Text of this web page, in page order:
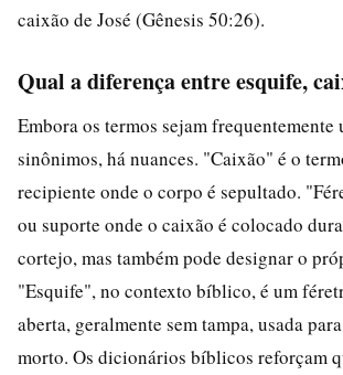
caixão de José (Gênesis 50:26).
Qual a diferença entre esquife,
Embora os termos sejam frequentemente
sinônimos, há nuances. "Caixão" é o
recipiente onde o corpo é sepultado.
ou suporte onde o caixão é colocado
cortejo, mas também pode designar o
"Esquife", no contexto bíblico, é um
aberta, geralmente sem tampa, usada
morto. Os dicionários bíblicos reforçam